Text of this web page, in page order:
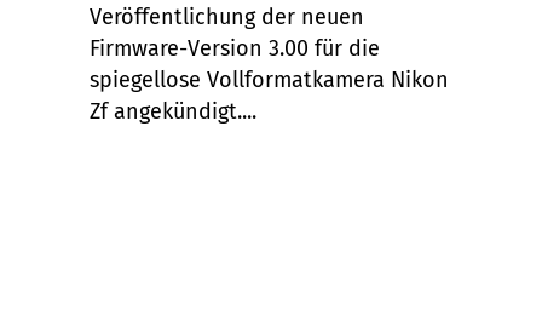
Veröffentlichung der neuen
Firmware-Version 3.00 für die
spiegellose Vollformatkamera Nikon
Zf angekündigt....